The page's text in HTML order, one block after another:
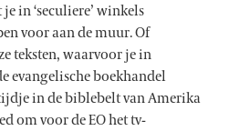
in ‘seculiere’ winkels
voor aan de muur. Of
teksten, waarvoor je in
evangelische boekhandel
in de biblebelt van Amerika
om voor de EO het tv-